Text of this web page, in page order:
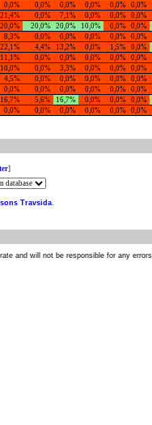
0,0% 0,0% 0,0% 0,0% 0,0% 0,0%
21,4% 0,0% 7,1% 0,0% 0,0% 0,0%
20,0% 20,0% 20,0% 10,0% 0,0% 0,0%
8,3% 0,0% 0,0% 0,0% 0,0% 0,0%
22,1% 4,4% 13,2% 0,0% 1,5% 0,0%
11,1% 0,0% 0,0% 0,0% 0,0% 0,0%
10,0% 0,0% 3,3% 0,0% 0,0% 0,0%
4,5% 0,0% 0,0% 0,0% 0,0% 0,0%
0,0% 0,0% 0,0% 0,0% 0,0% 0,0%
16,7% 5,6% 16,7% 0,0% 0,0% 0,0%
0,0% 0,0% 0,0% 0,0% 0,0% 0,0%
]
Travsida.
and will not be responsible for any